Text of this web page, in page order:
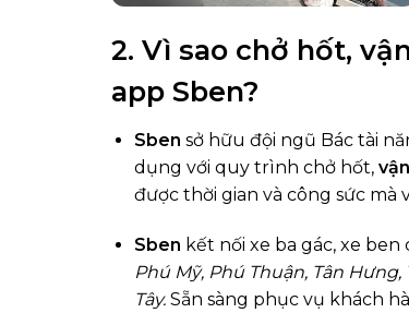
2. Vì sao chở hốt,
app Sben?
Sben sở hữu đội ngũ Bác tài
dụng với quy trình chở hốt,
được thời gian và công sức mà
Sben kết nối xe ba gác, xe
Phú Mỹ, Phú Thuận, Tân
Tây.Sẵn sàng phục vụ khách